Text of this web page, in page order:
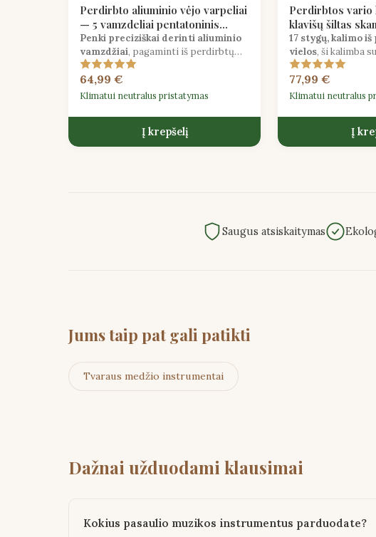
Perdirbto aliuminio vėjo varpeliai
— 5 vamzdeliai pentatoninis
derinimas
Penki preciziškai derinti aliuminio
vamzdžiai, pagaminti iš perdirbtų
oro erdvės atliekų, sukuria
pentatoninį vėjo varpelį su
kristaliniais lauko tonais.
64,99 €
Klimatui neutralus pristatymas
Į krepšelį
Perdirbtos vario
klavišų šiltas
17 stygų, kalimo
vielos, ši kalimba
šiltus, švelnius
standartinių plieno
77,99 €
Klimatui neutralus
Į
Saugus atsiskaitymas
Jums taip pat gali patikti
Tvaraus medžio instrumentai
Dažnai užduodami klausimai
Kokius pasaulio muzikos instrumentus parduodate?